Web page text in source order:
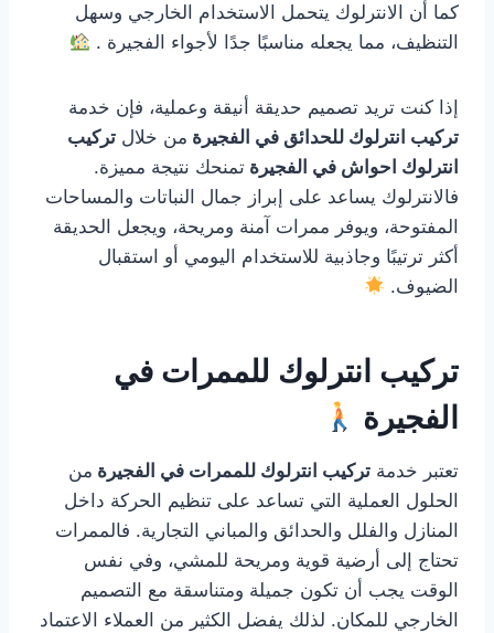
كما أن الانترلوك يتحمل الاستخدام الخارجي وسهل
التنظيف، مما يجعله مناسبًا جدًا لأجواء الفجيرة .
إذا كنت تريد تصميم حديقة أنيقة وعملية، فإن خدمة
تركيب انترلوك للحدائق في الفجيرة من خلال تركيب
انترلوك احواش في الفجيرة تمنحك نتيجة مميزة.
فالانترلوك يساعد على إبراز جمال النباتات والمساحات
المفتوحة، ويوفر ممرات آمنة ومريحة، ويجعل الحديقة
أكثر ترتيبًا وجاذبية للاستخدام اليومي أو استقبال
الضيوف.
تركيب انترلوك للممرات في
الفجيرة
تعتبر خدمة تركيب انترلوك للممرات في الفجيرة من
الحلول العملية التي تساعد على تنظيم الحركة داخل
المنازل والفلل والحدائق والمباني التجارية. فالممرات
تحتاج إلى أرضية قوية ومريحة للمشي، وفي نفس
الوقت يجب أن تكون جميلة ومتناسقة مع التصميم
الخارجي للمكان. لذلك يفضل الكثير من العملاء الاعتماد